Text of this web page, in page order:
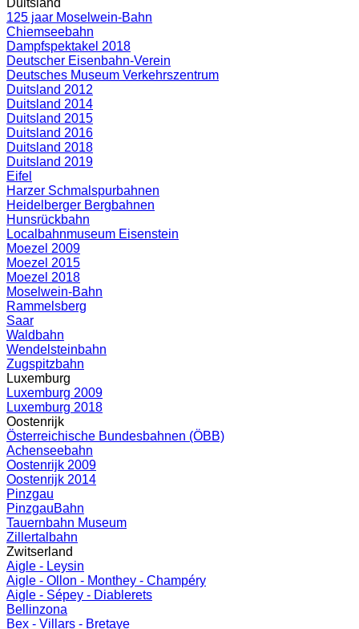
Duitsland
125 jaar Moselwein-Bahn
Chiemseebahn
Dampfspektakel 2018
Deutscher Eisenbahn-Verein
Deutsches Museum Verkehrszentrum
Duitsland 2012
Duitsland 2014
Duitsland 2015
Duitsland 2016
Duitsland 2018
Duitsland 2019
Eifel
Harzer Schmalspurbahnen
Heidelberger Bergbahnen
Hunsrückbahn
Localbahnmuseum Eisenstein
Moezel 2009
Moezel 2015
Moezel 2018
Moselwein-Bahn
Rammelsberg
Saar
Waldbahn
Wendelsteinbahn
Zugspitzbahn
Luxemburg
Luxemburg 2009
Luxemburg 2018
Oostenrijk
Österreichische Bundesbahnen (ÖBB)
Achenseebahn
Oostenrijk 2009
Oostenrijk 2014
Pinzgau
PinzgauBahn
Tauernbahn Museum
Zillertalbahn
Zwitserland
Aigle - Leysin
Aigle - Ollon - Monthey - Champéry
Aigle - Sépey - Diablerets
Bellinzona
Bex - Villars - Bretaye